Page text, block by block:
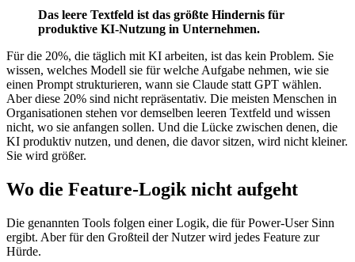
Das leere Textfeld ist das größte Hindernis für
produktive KI-Nutzung in Unternehmen.
Für die 20%, die täglich mit KI arbeiten, ist das kein Problem. Sie
wissen, welches Modell sie für welche Aufgabe nehmen, wie sie
einen Prompt strukturieren, wann sie Claude statt GPT wählen.
Aber diese 20% sind nicht repräsentativ. Die meisten Menschen in
Organisationen stehen vor demselben leeren Textfeld und wissen
nicht, wo sie anfangen sollen. Und die Lücke zwischen denen, die
KI produktiv nutzen, und denen, die davor sitzen, wird nicht kleiner.
Sie wird größer.
Wo die Feature-Logik nicht aufgeht
Die genannten Tools folgen einer Logik, die für Power-User Sinn
ergibt. Aber für den Großteil der Nutzer wird jedes Feature zur
Hürde.